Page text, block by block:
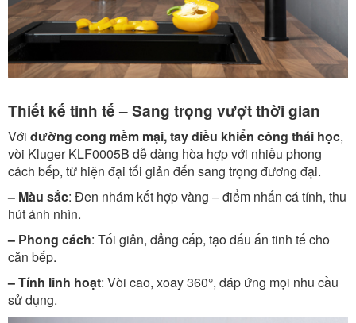
Thiết kế tinh tế – Sang trọng vượt thời gian
Với đường cong mềm mại, tay điều khiển công thái học,
vòi Kluger KLF0005B dễ dàng hòa hợp với nhiều phong
cách bếp, từ hiện đại tối giản đến sang trọng đương đại.
– Màu sắc: Đen nhám kết hợp vàng – điểm nhấn cá tính, thu
hút ánh nhìn.
– Phong cách: Tối giản, đẳng cấp, tạo dấu ấn tinh tế cho
căn bếp.
– Tính linh hoạt: Vòi cao, xoay 360°, đáp ứng mọi nhu cầu
sử dụng.